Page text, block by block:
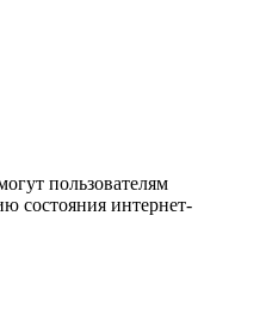
пользователям
состояния интернет-